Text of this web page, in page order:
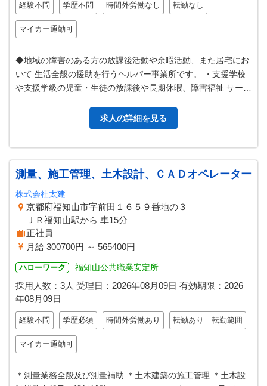
経験不問 学歴不問 時間外労働なし 転勤なし
マイカー通勤可
◆地域の障害のある方の放課後活動や余暇活動、また居宅にお
いて 生活全般の援助を行うヘルパー事業所です。 ・支援学校
や支援学級の児童・生徒の放課後や長期休暇、障害福祉 サービ
求人の詳細を見る
測量、施工管理、土木設計、ＣＡＤオペレーター
株式会社太建
京都府福知山市字前田１６５９番地の３
ＪＲ福知山駅から 車15分
正社員
月給 300700円 ～ 565400円
ハローワーク 福知山公共職業安定所
採用人数：3人 受理日： 2026年08月09日 有効期限： 2026
年08月09日
経験不問 学歴必須 時間外労働あり 転勤あり 転勤範囲
マイカー通勤可
＊測量業務全般及び測量補助 ＊土木建築の施工管理 ＊土木設